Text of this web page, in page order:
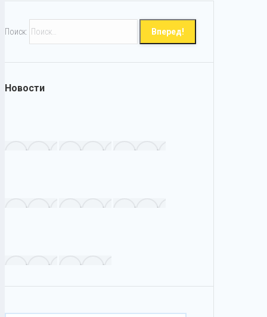
Поиск:
Новости